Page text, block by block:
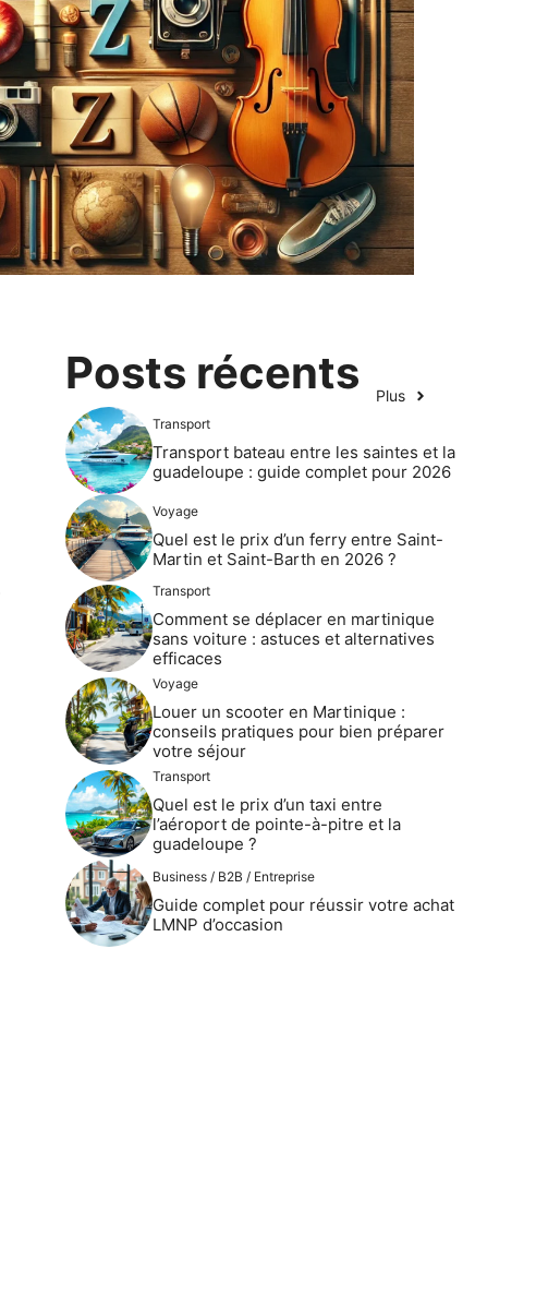
Posts récents Plus
Transport
Transport bateau entre les saintes et la
guadeloupe : guide complet pour 2026
Voyage
Quel est le prix d’un ferry entre Saint-
Martin et Saint-Barth en 2026 ?
Transport
Comment se déplacer en martinique
sans voiture : astuces et alternatives
efficaces
Voyage
Louer un scooter en Martinique :
conseils pratiques pour bien préparer
votre séjour
Transport
Quel est le prix d’un taxi entre
l’aéroport de pointe-à-pitre et la
guadeloupe ?
Business / B2B / Entreprise
Guide complet pour réussir votre achat
LMNP d’occasion